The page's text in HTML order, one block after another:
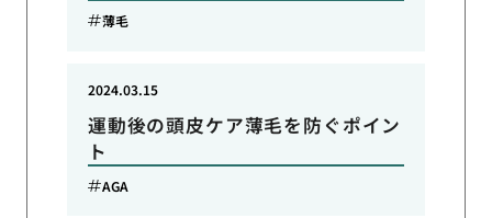
薄毛
運動後の頭皮ケア薄毛を防ぐポイン
ト
2024.03.15
AGA